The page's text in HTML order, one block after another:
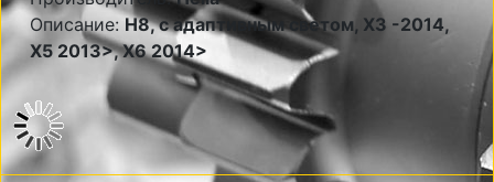
Описание: Н8, с адаптивным светом, X3 -2014,
X5 2013>, X6 2014>